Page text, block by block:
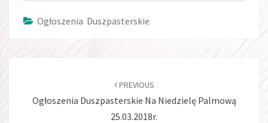
Ogłoszenia Duszpasterskie
PREVIOUS
Ogłoszenia Duszpasterskie Na Niedzielę Palmową
25.03.2018r.